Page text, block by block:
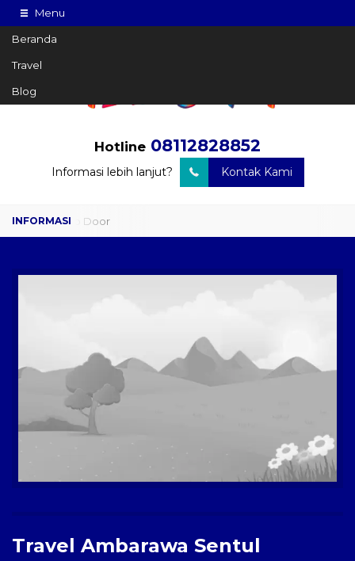
Menu
Beranda
Travel
Blog
Hotline 08112828852
Informasi lebih lanjut? Kontak Kami
Travel Door to Door
Paket Kilat
Pengiriman Barang
Travel Ambarawa Sentul